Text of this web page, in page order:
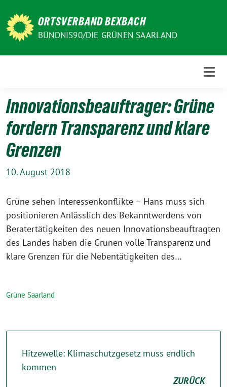
zum
Inhalt
ORTSVERBAND BEXBACH
BÜNDNIS90/DIE GRÜNEN SAARLAND
Innovationsbeauftrager: Grüne
fordern Transparenz und klare
Grenzen
10. August 2018
Grüne sehen Interessenkonflikte – Hans muss sich
positionieren Anlässlich des Bekanntwerdens von
Beratertätigkeiten des neuen Innovationsbeauftragten
des Landes haben die Grünen volle Transparenz und
klare Grenzen für die Nebentätigkeiten des…
Grüne Saarland
Hitzewelle: Klimaschutzgesetz muss endlich
kommen
ZURÜCK